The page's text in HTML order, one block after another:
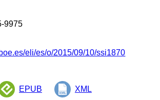
9975
eli/es/o/2015/09/10/ssi1870
EPUB XML